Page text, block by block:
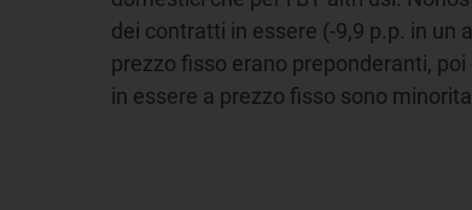
dei contratti in essere (-9,9 p.p. in
prezzo fisso erano preponderanti,
in essere a prezzo fisso sono